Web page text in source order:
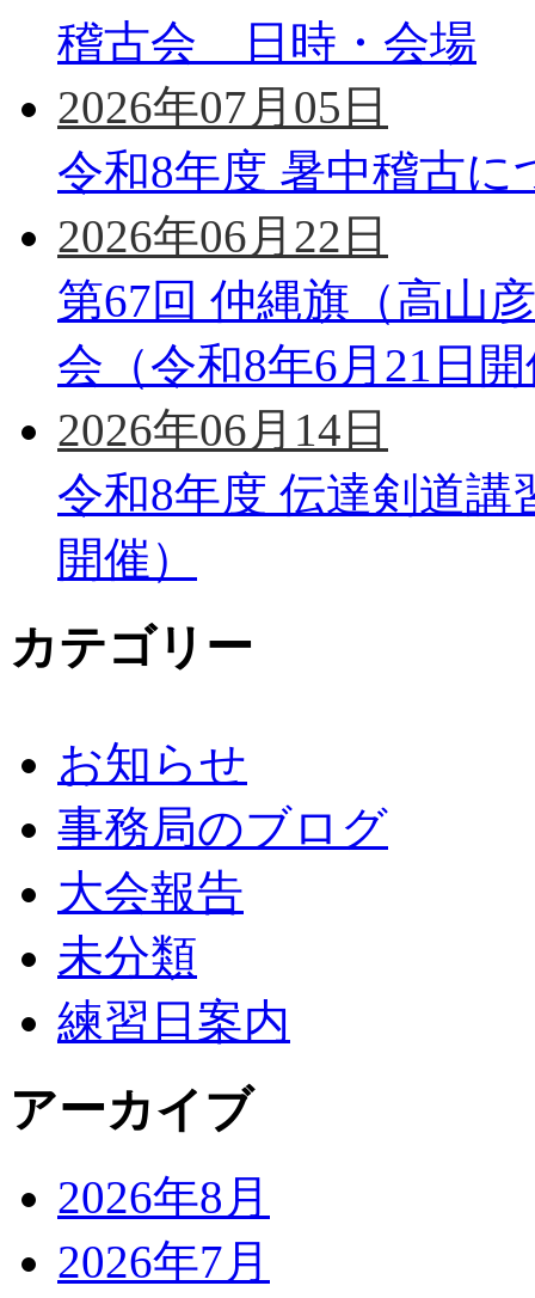
稽古会 日時・会場
2026年07月05日
令和8年度 暑中稽古に
2026年06月22日
第67回 仲縄旗（高山
会（令和8年6月21日
2026年06月14日
令和8年度 伝達剣道講
開催）
カテゴリー
お知らせ
事務局のブログ
大会報告
未分類
練習日案内
アーカイブ
2026年8月
2026年7月